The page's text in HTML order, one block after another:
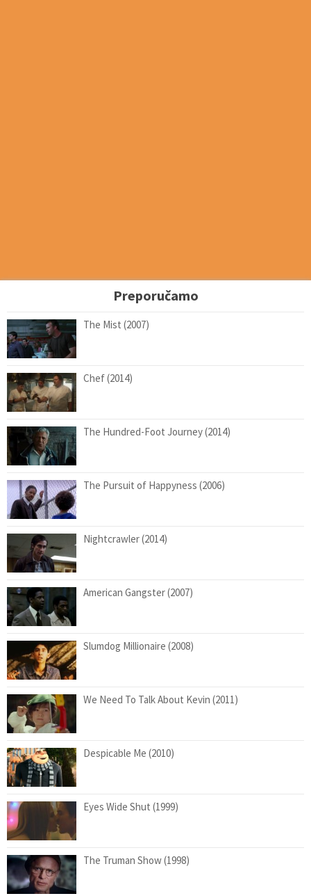
Preporučamo
The Mist (2007)
Chef (2014)
The Hundred-Foot Journey (2014)
The Pursuit of Happyness (2006)
Nightcrawler (2014)
American Gangster (2007)
Slumdog Millionaire (2008)
We Need To Talk About Kevin (2011)
Despicable Me (2010)
Eyes Wide Shut (1999)
The Truman Show (1998)